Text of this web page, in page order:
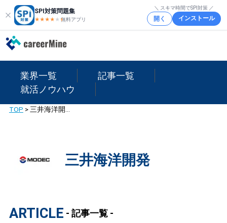
SPI対策問題集
★★★★ ★★
無料アプリ
＼ スキマ時間でSPI対策 ／
開く インストール
業界一覧
記事一覧
就活ノウハウ
TOP >
三井海洋開発
ARTICLE - 記事一覧 -